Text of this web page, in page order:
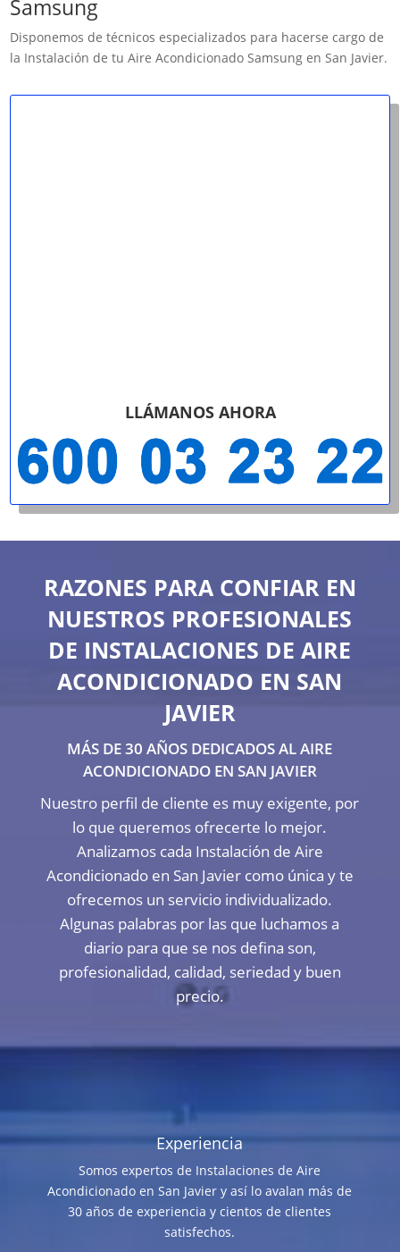
Samsung
Disponemos de técnicos especializados para hacerse cargo de
la Instalación de tu Aire Acondicionado Samsung en San Javier.
LLÁMANOS AHORA
RAZONES PARA CONFIAR EN
NUESTROS PROFESIONALES
DE INSTALACIONES DE AIRE
ACONDICIONADO EN SAN
JAVIER
MÁS DE 30 AÑOS DEDICADOS AL AIRE
ACONDICIONADO EN SAN JAVIER
Nuestro perfil de cliente es muy exigente, por
lo que queremos ofrecerte lo mejor.
Analizamos cada Instalación de Aire
Acondicionado en San Javier como única y te
ofrecemos un servicio individualizado.
Algunas palabras por las que luchamos a
diario para que se nos defina son,
profesionalidad, calidad, seriedad y buen
precio.
Experiencia
Somos expertos de Instalaciones de Aire
Acondicionado en San Javier y así lo avalan más de
30 años de experiencia y cientos de clientes
satisfechos.